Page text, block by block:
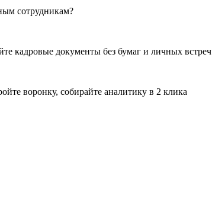
сотрудникам?
кадровые документы без бумаг и личных встреч
воронку, собирайте аналитику в 2 клика